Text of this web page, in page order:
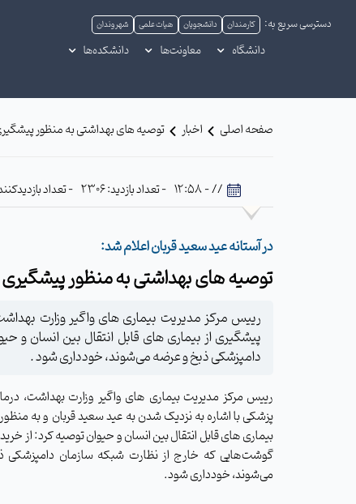
دسترسی سریع به: کارمندان دانشجویان هیات علمی شهروندان
دانشگاه معاونت‌ها دانشکده‌ها
صفحه اصلی اخبار توصیه های بهداشتی به منظور پیشگیری
// - 12:58 - تعداد بازدید: 2306 - تعداد بازدیدکننده:
در آستانه عید سعید قربان اعلام شد:
توصیه های بهداشتی به منظور پیشگیری
رییس مرکز مدیریت بیماری های واگیر وزارت
پیشگیری از بیماری های قابل انتقال بین انسان و
دامپزشکی ذبخ و عرضه می‌شوند، خودداری شود .
رییس مرکز مدیریت بیماری های واگیر وزارت بهداشت،
پزشکی با اشاره به نزدیک شدن به عید سعید قربان و به
بیماری های قابل انتقال بین انسان و حیوان توصیه کرد: از خرید
گوشت‌هایی که خارج از نظارت شبکه سازمان دامپزشکی
می‌شوند، خودداری شود.